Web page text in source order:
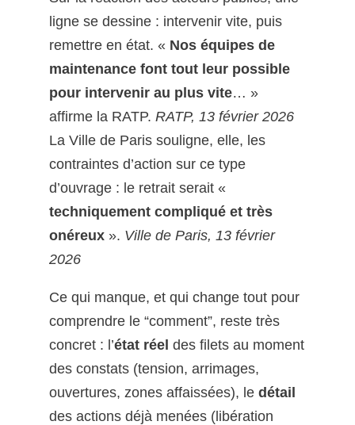
ligne se dessine : intervenir vite, puis
remettre en état. « Nos équipes de
maintenance font tout leur possible
pour intervenir au plus vite… »
affirme la RATP.RATP, 13 février 2026
La Ville de Paris souligne, elle, les
contraintes d’action sur ce type
d’ouvrage : le retrait serait «
techniquement compliqué et très
onéreux ». Ville de Paris, 13 février
2026
Ce qui manque, et qui change tout pour
comprendre le “comment”, reste très
concret : l’état réel des filets au moment
des constats (tension, arrimages,
ouvertures, zones affaissées), ledétail
des actions déjà menées (libération